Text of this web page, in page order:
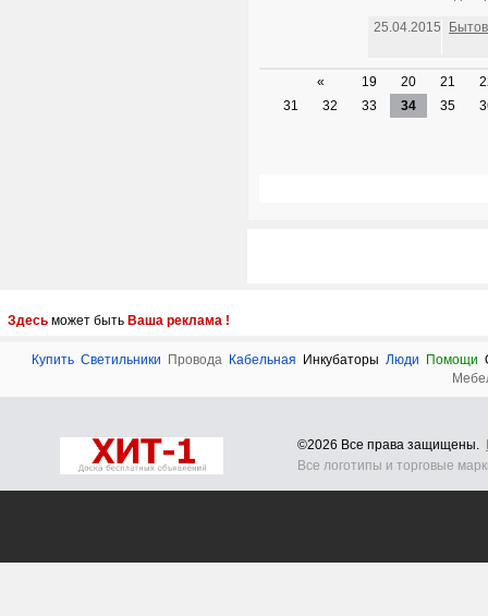
25.04.2015
« 19 20 21
31
32 33 34 35
Здесь может быть Ваша реклама !
Купить Светильники Провода Кабельная Инкубаторы Люди Помощи
©2026 Все права защищены.
Все логотипы и торговые